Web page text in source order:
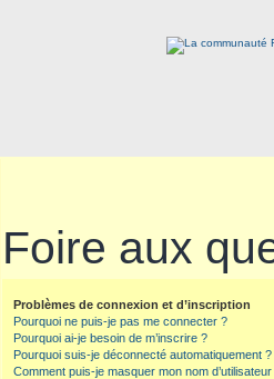
Foire aux
Problèmes de connexion et d’inscription
Pourquoi ne puis-je pas me connecter ?
Pourquoi ai-je besoin de m’inscrire ?
Pourquoi suis-je déconnecté automatiquement ?
Comment puis-je masquer mon nom